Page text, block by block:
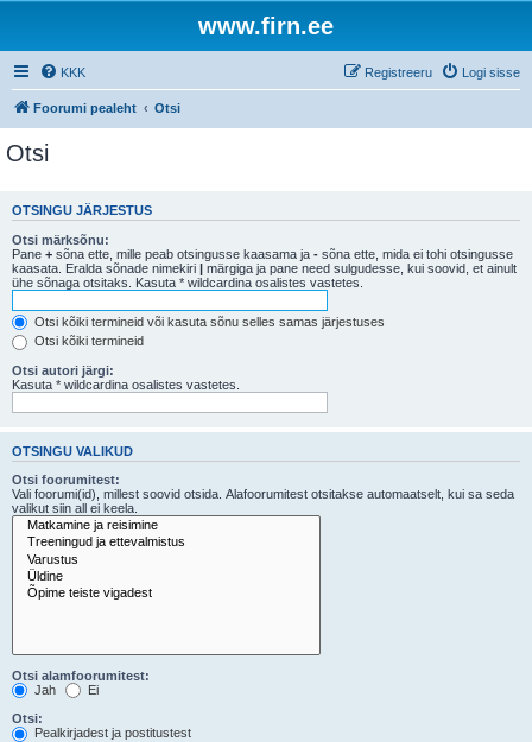
www.firn.ee
KKK Logi sisse
Registreeru
Foorumi pealeht Otsi
Otsi
OTSINGU JÄRJESTUS
Otsi märksõnu:
Pane + sõna ette, mille peab otsingusse kaasama ja - sõna ette, mida ei tohi otsingusse
kaasata. Eralda sõnade nimekiri | märgiga ja pane need sulgudesse, kui soovid, et ainult
ühe sõnaga otsitaks. Kasuta * wildcardina osalistes vastetes.
Otsi kõiki termineid või kasuta sõnu selles samas järjestuses
Otsi kõiki termineid
Otsi autori järgi:
Kasuta * wildcardina osalistes vastetes.
OTSINGU VALIKUD
Otsi foorumitest:
Vali foorumi(id), millest soovid otsida. Alafoorumitest otsitakse automaatselt, kui sa seda
valikut siin all ei keela.
Otsi alamfoorumitest:
Jah
Ei
Otsi:
Pealkirjadest ja postitustest